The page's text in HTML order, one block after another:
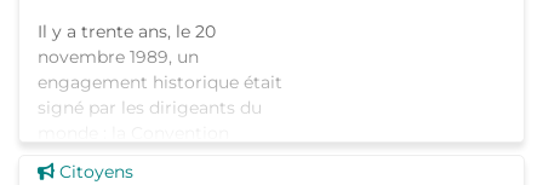
Il y a trente ans, le 20
novembre 1989, un
engagement historique était
signé par les dirigeants du
internationale des droits de
Voir cette news
Citoyens